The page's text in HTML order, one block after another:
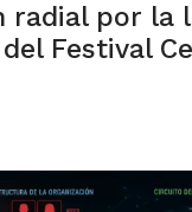
radial por la
Festival